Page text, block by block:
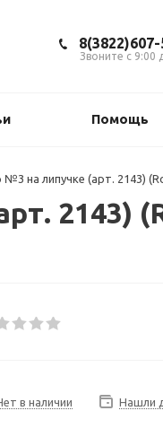
8(3822)607-
Звоните с 9:00
Помощь
на липучке (арт. 2143)
2143)
в наличии Нашли